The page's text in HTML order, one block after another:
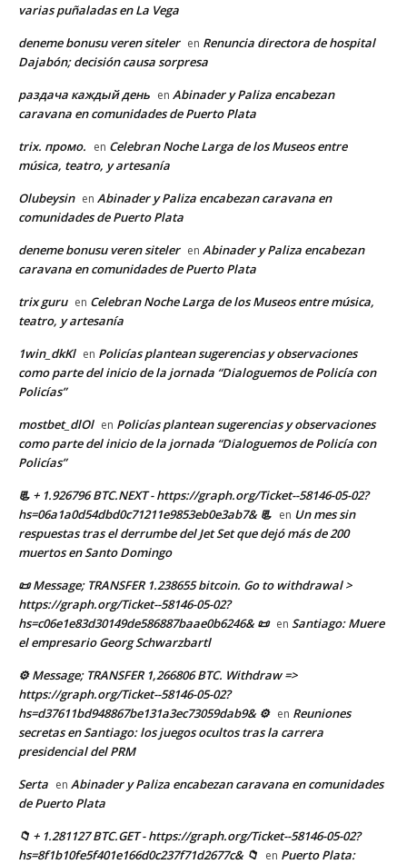
varias puñaladas en La Vega
deneme bonusu veren siteler en Renuncia directora de hospital
Dajabón; decisión causa sorpresa
раздача каждый день en Abinader y Paliza encabezan
caravana en comunidades de Puerto Plata
trix. промо. en Celebran Noche Larga de los Museos entre
música, teatro, y artesanía
Olubeysin en Abinader y Paliza encabezan caravana en
comunidades de Puerto Plata
deneme bonusu veren siteler en Abinader y Paliza encabezan
caravana en comunidades de Puerto Plata
trix guru en Celebran Noche Larga de los Museos entre música,
teatro, y artesanía
1win_dkKl en Policías plantean sugerencias y observaciones
como parte del inicio de la jornada “Dialoguemos de Policía con
Policías”
mostbet_dlOl en Policías plantean sugerencias y observaciones
como parte del inicio de la jornada “Dialoguemos de Policía con
Policías”
📃 + 1.926796 BTC.NEXT - https://graph.org/Ticket--58146-05-02?
hs=06a1a0d54dbd0c71211e9853eb0e3ab7& 📃 en Un mes sin
respuestas tras el derrumbe del Jet Set que dejó más de 200
muertos en Santo Domingo
📜 Message; TRANSFER 1.238655 bitcoin. Go to withdrawal >
https://graph.org/Ticket--58146-05-02?
hs=c06e1e83d30149de586887baae0b6246& 📜 en Santiago: Muere
el empresario Georg Schwarzbartl
⚙ Message; TRANSFER 1,266806 BTC. Withdraw =>
https://graph.org/Ticket--58146-05-02?
hs=d37611bd948867be131a3ec73059dab9& ⚙ en Reuniones
secretas en Santiago: los juegos ocultos tras la carrera
presidencial del PRM
Serta en Abinader y Paliza encabezan caravana en comunidades
de Puerto Plata
📁 + 1.281127 BTC.GET - https://graph.org/Ticket--58146-05-02?
hs=8f1b10fe5f401e166d0c237f71d2677c& 📁 en Puerto Plata: